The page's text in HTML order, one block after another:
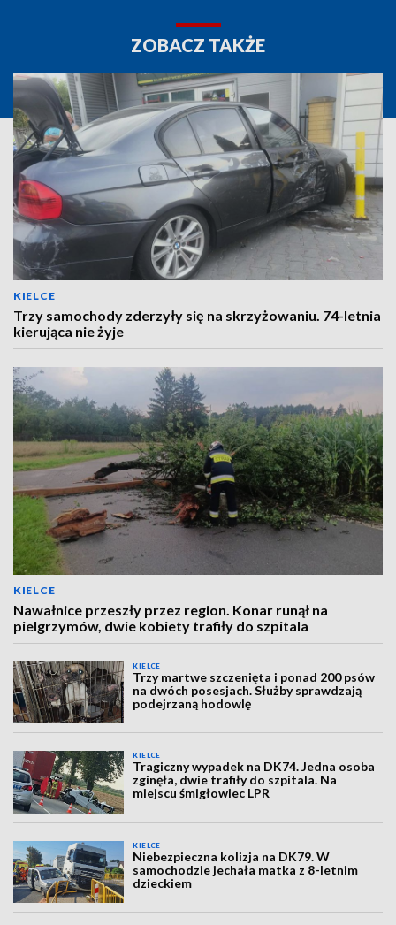
ZOBACZ TAKŻE
KIELCE
Trzy samochody zderzyły się na skrzyżowaniu. 74-letnia
kierująca nie żyje
KIELCE
Nawałnice przeszły przez region. Konar runął na
pielgrzymów, dwie kobiety trafiły do szpitala
KIELCE
Trzy martwe szczenięta i ponad 200 psów
na dwóch posesjach. Służby sprawdzają
podejrzaną hodowlę
KIELCE
Tragiczny wypadek na DK74. Jedna osoba
zginęła, dwie trafiły do szpitala. Na
miejscu śmigłowiec LPR
KIELCE
Niebezpieczna kolizja na DK79. W
samochodzie jechała matka z 8-letnim
dzieckiem